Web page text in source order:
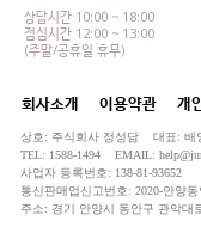
상담시간 10:00 ~ 18:00
점심시간 12:00 ~ 13:00
(주말/공휴일 휴무)
회사소개 이용약관 개
상호: 주식회사 정성담 대표:
TEL: 1588-1494 EMAIL:
사업자 등록번호: 138-81-93652
통신판매업신고번호: 2020-안양
주소: 경기 안양시 동안구 관악대